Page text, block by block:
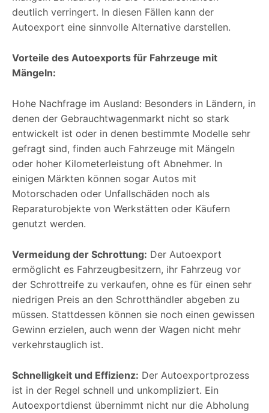
deutlich verringert. In diesen Fällen kann der
Autoexport eine sinnvolle Alternative darstellen.
Vorteile des Autoexports für Fahrzeuge mit
Mängeln:
Hohe Nachfrage im Ausland: Besonders in Ländern, in
denen der Gebrauchtwagenmarkt nicht so stark
entwickelt ist oder in denen bestimmte Modelle sehr
gefragt sind, finden auch Fahrzeuge mit Mängeln
oder hoher Kilometerleistung oft Abnehmer. In
einigen Märkten können sogar Autos mit
Motorschaden oder Unfallschäden noch als
Reparaturobjekte von Werkstätten oder Käufern
genutzt werden.
Vermeidung der Schrottung: Der Autoexport
ermöglicht es Fahrzeugbesitzern, ihr Fahrzeug vor
der Schrottreife zu verkaufen, ohne es für einen sehr
niedrigen Preis an den Schrotthändler abgeben zu
müssen. Stattdessen können sie noch einen gewissen
Gewinn erzielen, auch wenn der Wagen nicht mehr
verkehrstauglich ist.
Schnelligkeit und Effizienz: Der Autoexportprozess
ist in der Regel schnell und unkompliziert. Ein
Autoexportdienst übernimmt nicht nur die Abholung